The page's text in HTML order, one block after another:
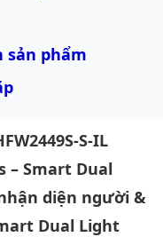
sản phẩm
S-IL
– Smart Dual
diện người &
Dual Light